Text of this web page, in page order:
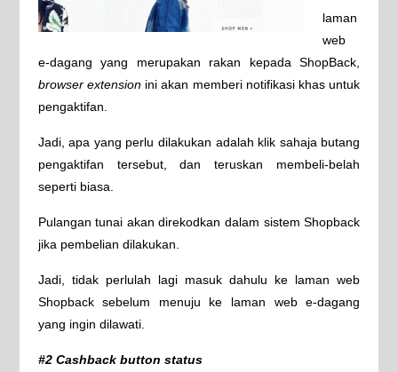
laman
web
e-dagang yang merupakan rakan kepada ShopBack,
browser extensionini akan memberi notifikasi khas untuk
pengaktifan.
Jadi, apa yang perlu dilakukan adalah klik sahaja butang
pengaktifan tersebut, dan teruskan membeli-belah
seperti biasa.
Pulangan tunai akan direkodkan dalam sistem Shopback
jika pembelian dilakukan.
Jadi, tidak perlulah lagi masuk dahulu ke laman web
Shopback sebelum menuju ke laman web e-dagang
yang ingin dilawati.
#2 Cashback button status